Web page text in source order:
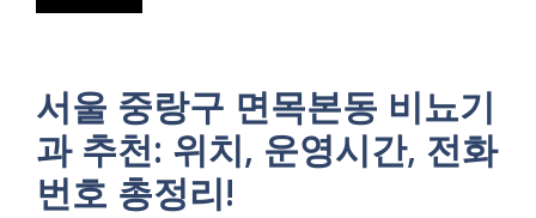
서울 중랑구 면목본동 비뇨기
과 추천: 위치, 운영시간, 전화
번호 총정리!